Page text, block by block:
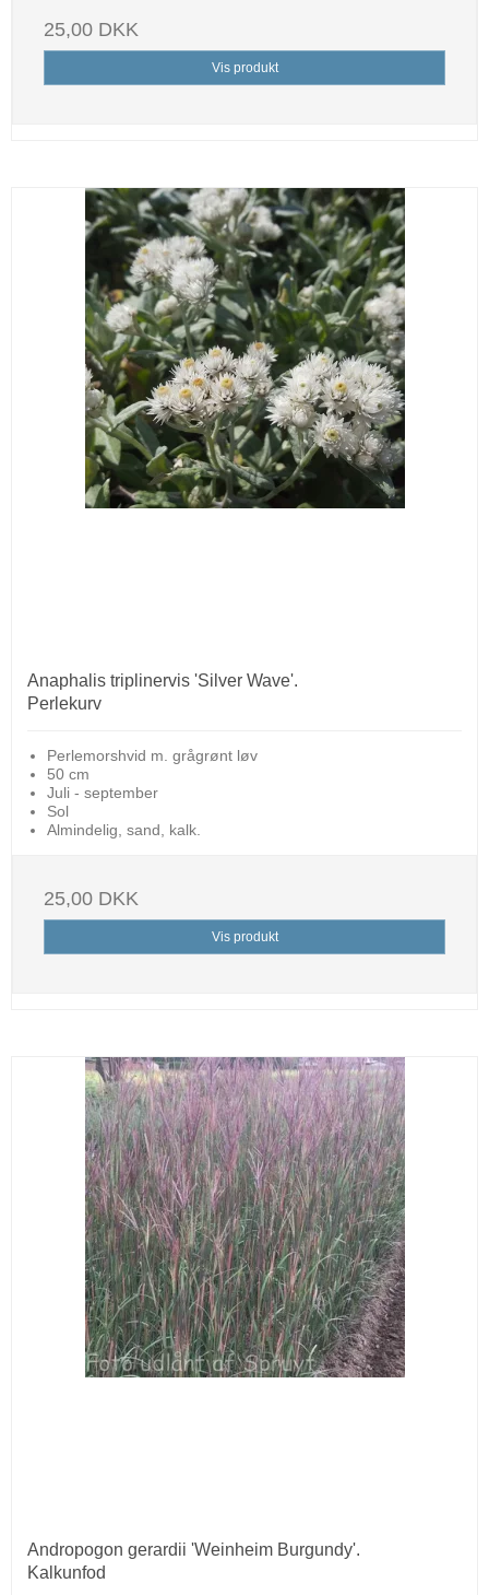
25,00 DKK
Vis produkt
Anaphalis triplinervis 'Silver Wave'.
Perlekurv
Perlemorshvid m. grågrønt løv
50 cm
Juli - september
Sol
Almindelig, sand, kalk.
25,00 DKK
Vis produkt
Andropogon gerardii 'Weinheim Burgundy'.
Kalkunfod